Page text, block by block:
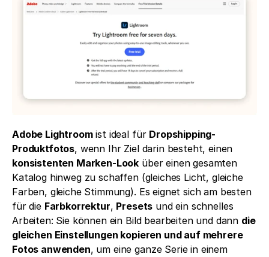
Adobe Lightroom ist ideal für Dropshipping-
Produktfotos
konsistenten Marken-Look über einen gesamten
Katalog hinweg zu schaffen (gleiches Licht, gleiche
Farben, gleiche Stimmung). Es eignet sich am besten
für die Farbkorrektur, Presets und ein schnelles
Arbeiten: Sie können ein Bild bearbeiten und dann die
gleichen Einstellungen kopieren und auf mehrere
Fotos anwenden, um eine ganze Serie in einem